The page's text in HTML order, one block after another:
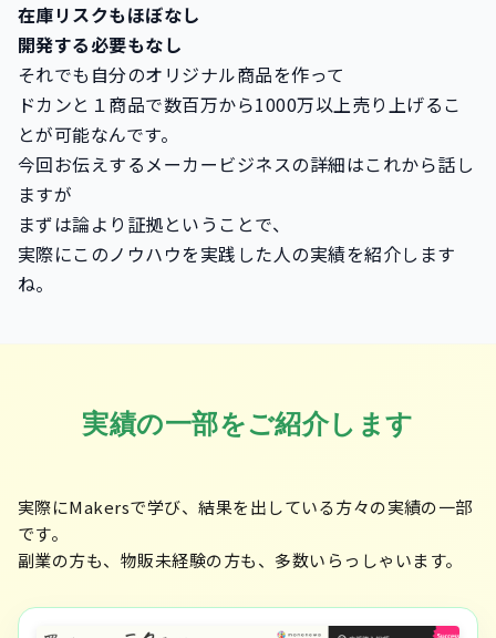
在庫リスクもほぼなし
開発する必要もなし
それでも自分のオリジナル商品を作って
ドカンと１商品で数百万から1000万以上売り上げるこ
とが可能なんです。
今回お伝えするメーカービジネスの詳細はこれから話し
ますが
まずは論より証拠ということで、
実際にこのノウハウを実践した人の実績を紹介します
ね。
実績の一部をご紹介します
実際にMakersで学び、結果を出している方々の実績の一部
です。
副業の方も、物販未経験の方も、多数いらっしゃいます。